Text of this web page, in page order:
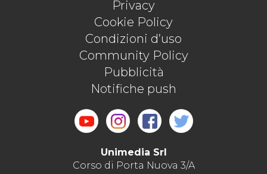
Privacy
Cookie Policy
Condizioni d’uso
Community Policy
Pubblicità
Notifiche push
Unimedia Srl
Corso di Porta Nuova 3/A